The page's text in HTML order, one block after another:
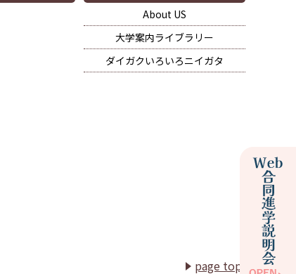
About US
大学案内ライブラリー
ダイガクいろいろニイガタ
page top